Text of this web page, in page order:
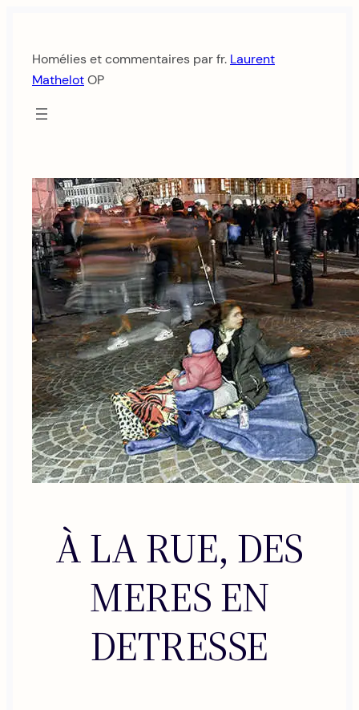
contenu
Homélies et commentaires par fr. Laurent
MathelotOP
À LA RUE, DES
MERES EN
DETRESSE